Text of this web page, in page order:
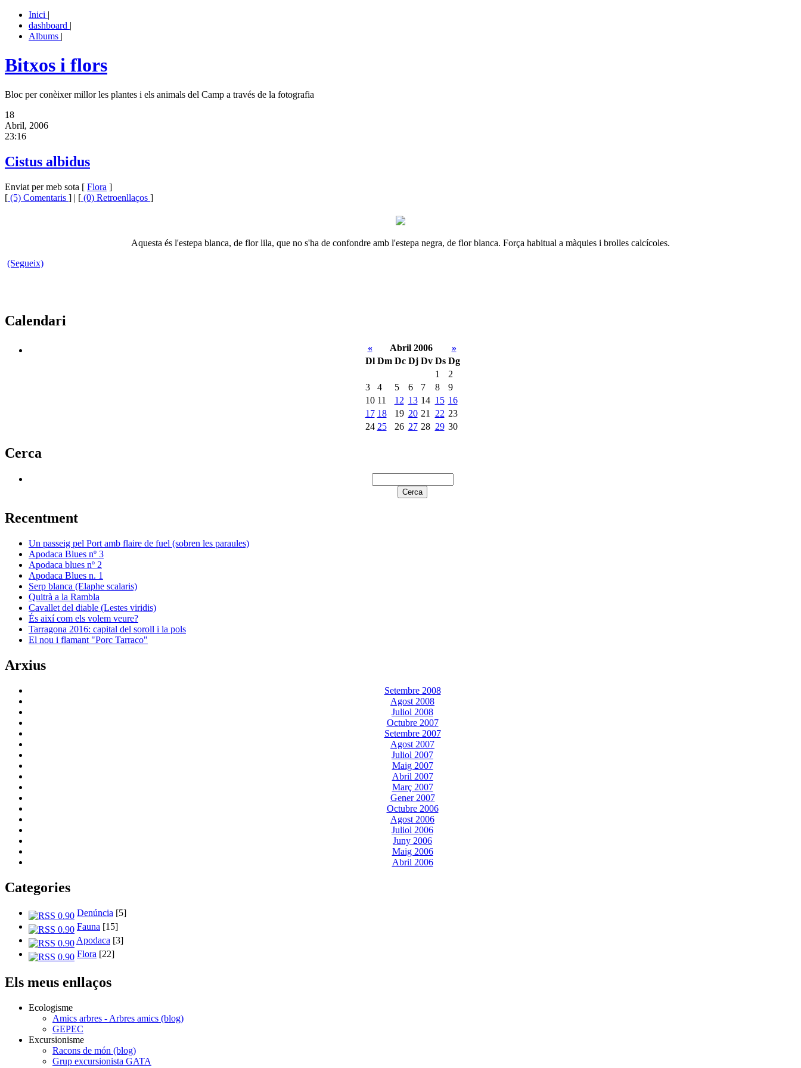
Inici |
dashboard |
Albums |
Bitxos i flors
Bloc per conèixer millor les plantes i els animals del Camp a través de la fotografia
18
Abril, 2006
23:16
Cistus albidus
Enviat per meb sota [ Flora ]
[ (5) Comentaris ] | [ (0) Retroenllaços ]
Aquesta és l'estepa blanca, de flor lila, que no s'ha de confondre amb l'estepa negra, de flor blanca. Força habitual a màquies i brolles calcícoles.
(Segueix)
Calendari
« Abril 2006
»
Dl Dm Dc Dj Dv Ds Dg
1
2
3
4 5 6 7 8
9
10 11 12 13 14 15 16
17 18 19 20 21 22 23
24 25 26 27 28 29 30
Cerca
Recentment
Un passeig pel Port amb flaire de fuel (sobren les paraules)
Apodaca Blues nº 3
Apodaca blues nº 2
Apodaca Blues n. 1
Serp blanca (Elaphe scalaris)
Quitrà a la Rambla
Cavallet del diable (Lestes viridis)
És així com els volem veure?
Tarragona 2016: capital del soroll i la pols
El nou i flamant "Porc Tarraco"
Arxius
Setembre 2008
Agost 2008
Juliol 2008
Octubre 2007
Setembre 2007
Agost 2007
Juliol 2007
Maig 2007
Abril 2007
Març 2007
Gener 2007
Octubre 2006
Agost 2006
Juliol 2006
Juny 2006
Maig 2006
Abril 2006
Categories
Denúncia [5]
Fauna [15]
Apodaca [3]
Flora [22]
Els meus enllaços
Ecologisme
Amics arbres - Arbres amics (blog)
GEPEC
Excursionisme
Racons de món (blog)
Grup excursionista GATA